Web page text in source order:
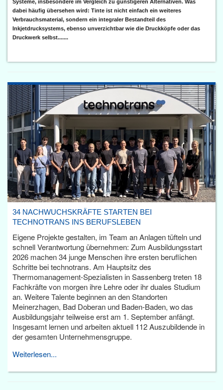
Systeme, insbesondere im Vergleich zu günstigeren Alternativen. Was
dabei häufig übersehen wird: Tinte ist nicht einfach ein weiteres
Verbrauchsmaterial, sondern ein integraler Bestandteil des
Inkjetdrucksystems, ebenso unverzichtbar wie die Druckköpfe oder das
Druckwerk selbst.......
34 NACHWUCHSKRÄFTE STARTEN BEI
TECHNOTRANS INS BERUFSLEBEN
Eigene Projekte gestalten, im Team an Anlagen tüfteln und
schnell Verantwortung übernehmen: Zum Ausbildungsstart
2026 machen 34 junge Menschen ihre ersten beruflichen
Schritte bei technotrans. Am Hauptsitz des
Thermomanagement-Spezialisten in Sassenberg treten 18
Fachkräfte von morgen ihre Lehre oder ihr duales Studium
an. Weitere Talente beginnen an den Standorten
Meinerzhagen, Bad Doberan und Baden-Baden, wo das
Ausbildungsjahr teilweise erst am 1. September anfängt.
Insgesamt lernen und arbeiten aktuell 112 Auszubildende in
der gesamten Unternehmensgruppe.
Weiterlesen...